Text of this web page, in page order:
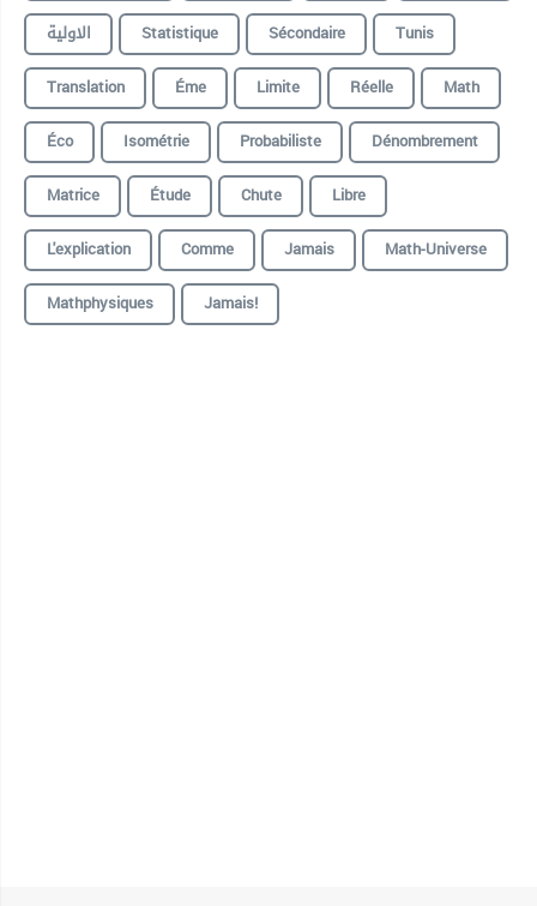
الاولية
Statistique Sécondaire
Tunis
Translation
Éme Limite Réelle
Math
Éco
Isométrie Probabiliste
Dénombrement
Matrice
Étude Chute
Libre
L'explication
Comme Jamais
Math-Universe
Mathphysiques
Jamais!